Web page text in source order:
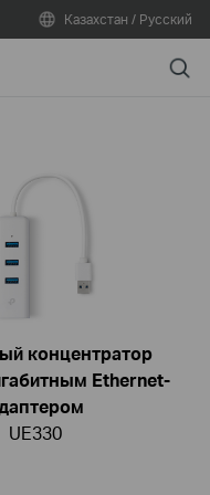
Казахстан / Русский
Search
концентратор
Ethernet-
UE330